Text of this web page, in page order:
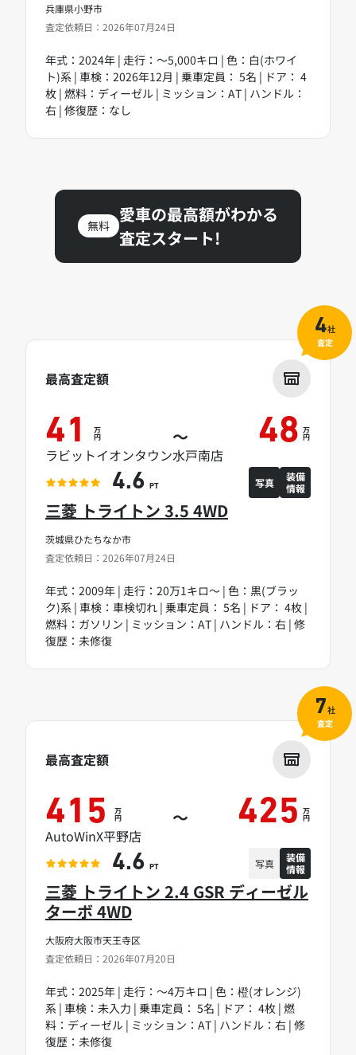
兵庫県小野市
査定依頼日：2026年07月24日
年式：2024年 | 走行：～5,000キロ | 色：白(ホワイ
ト)系 | 車検：2026年12月 | 乗車定員： 5名 | ドア： 4
枚 | 燃料：ディーゼル | ミッション：AT | ハンドル：
右 | 修復歴：なし
無料
愛車の最高額がわかる
査定スタート!
茨城県ひたちなか市
査定依頼日：2026年07月24日
三菱 トライトン 3.5 4WD
年式：2009年 | 走行：20万1キロ～ | 色：黒(ブラッ
ク)系 | 車検：車検切れ | 乗車定員： 5名 | ドア： 4枚 |
燃料：ガソリン | ミッション：AT | ハンドル：右 | 修
復歴：未修復
最高査定額
41 万
円 ～ 48 万
円
ラビットイオンタウン水戸南店
4.6 PT 写真
装備
情報
4社
査定
大阪府大阪市天王寺区
査定依頼日：2026年07月20日
三菱 トライトン 2.4 GSR ディーゼル
ターボ 4WD
年式：2025年 | 走行：～4万キロ | 色：橙(オレンジ)
系 | 車検：未入力 | 乗車定員： 5名 | ドア： 4枚 | 燃
料：ディーゼル | ミッション：AT | ハンドル：右 | 修
復歴：未修復
最高査定額
415 万
円 ～ 425 万
円
AutoWinX平野店
4.6 PT 写真
装備
情報
7社
査定